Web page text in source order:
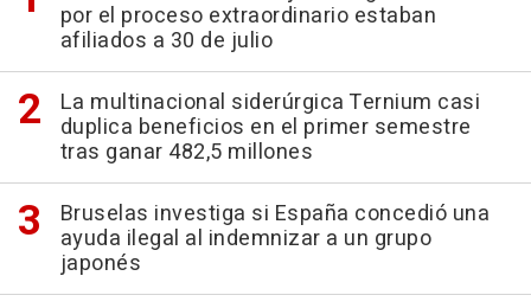
por el proceso extraordinario estaban
afiliados a 30 de julio
La multinacional siderúrgica Ternium casi
duplica beneficios en el primer semestre
tras ganar 482,5 millones
Bruselas investiga si España concedió una
ayuda ilegal al indemnizar a un grupo
japonés